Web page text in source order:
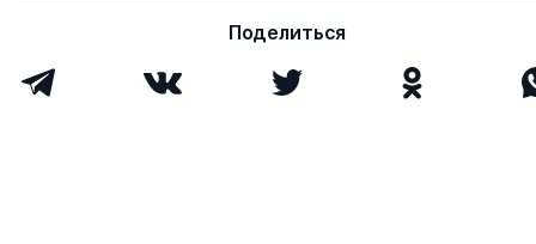
Поделиться